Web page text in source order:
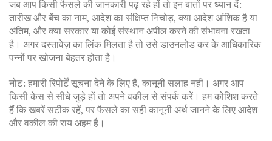
जब आप किसी फैसले की जानकारी पढ़ रहे हों तो इन बातों पर ध्यान दें:
तारीख और बेंच का नाम, आदेश का संक्षिप्त निचोड़, क्या आदेश आंशिक है या
अंतिम, और क्या सरकार या कोई संस्थान अपील करने की संभावना रखता
है। अगर दस्तावेज़ का लिंक मिलता है तो उसे डाउनलोड कर के आधिकारिक
पन्नों पर खोजना बेहतर होता है।
नोट: हमारी रिपोर्टें सूचना देने के लिए हैं, कानूनी सलाह नहीं। अगर आप
किसी केस से सीधे जुड़े हों तो अपने वकील से संपर्क करें। हम कोशिश करते
हैं कि खबरें सटीक रहें, पर फैसले का सही कानूनी अर्थ जानने के लिए आदेश
और वकील की राय अहम है।